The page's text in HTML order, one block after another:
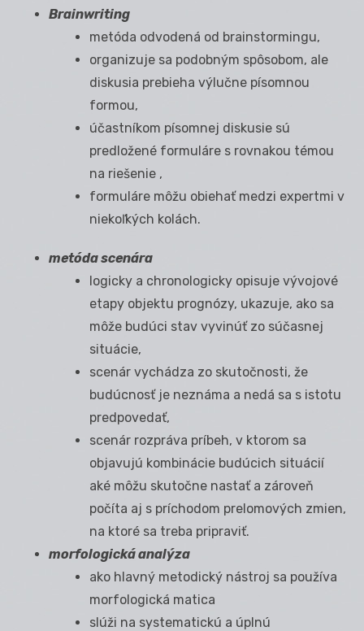
Brainwriting
metóda odvodená od brainstormingu,
organizuje sa podobným spôsobom, ale
diskusia prebieha výlučne písomnou
formou,
účastníkom písomnej diskusie sú
predložené formuláre s rovnakou témou
na riešenie ,
formuláre môžu obiehať medzi expertmi v
niekoľkých kolách.
metóda scenára
logicky a chronologicky opisuje vývojové
etapy objektu prognózy, ukazuje, ako sa
môže budúci stav vyvinúť zo súčasnej
situácie,
scenár vychádza zo skutočnosti, že
budúcnosť je neznáma a nedá sa s istotu
predpovedať,
scenár rozpráva príbeh, v ktorom sa
objavujú kombinácie budúcich situácií
aké môžu skutočne nastať a zároveň
počíta aj s príchodom prelomových zmien,
na ktoré sa treba pripraviť.
morfologická analýza
ako hlavný metodický nástroj sa používa
morfologická matica
slúži na systematickú a úplnú